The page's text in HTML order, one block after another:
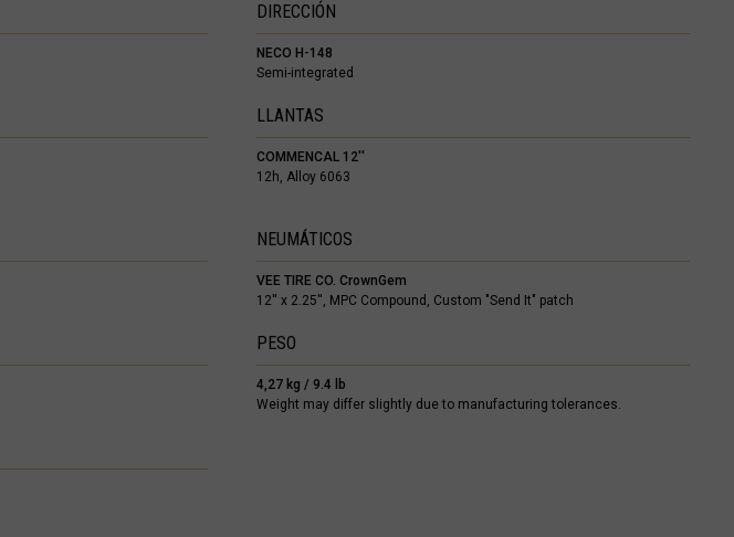
DIRECCIÓN
NECO H-148
Semi-integrated
LLANTAS
COMMENCAL 12''
12h, Alloy 6063
NEUMÁTICOS
VEE TIRE CO. CrownGem
12'' x 2.25'', MPC Compound, Custom "Send It" patch
PESO
4,27 kg / 9.4 lb
Weight may differ slightly due to manufacturing tolerances.